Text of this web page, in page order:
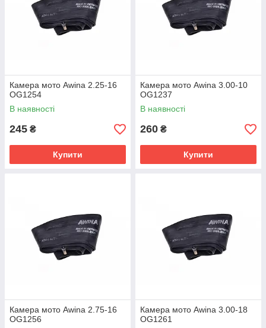
Камера мото Awina 2.25-16
OG1254
В наявності
245 ₴
Купити
Камера мото Awina 3.00-10
OG1237
В наявності
260 ₴
Купити
Камера мото Awina 2.75-16
OG1256
Камера мото Awina 3.00-18
OG1261